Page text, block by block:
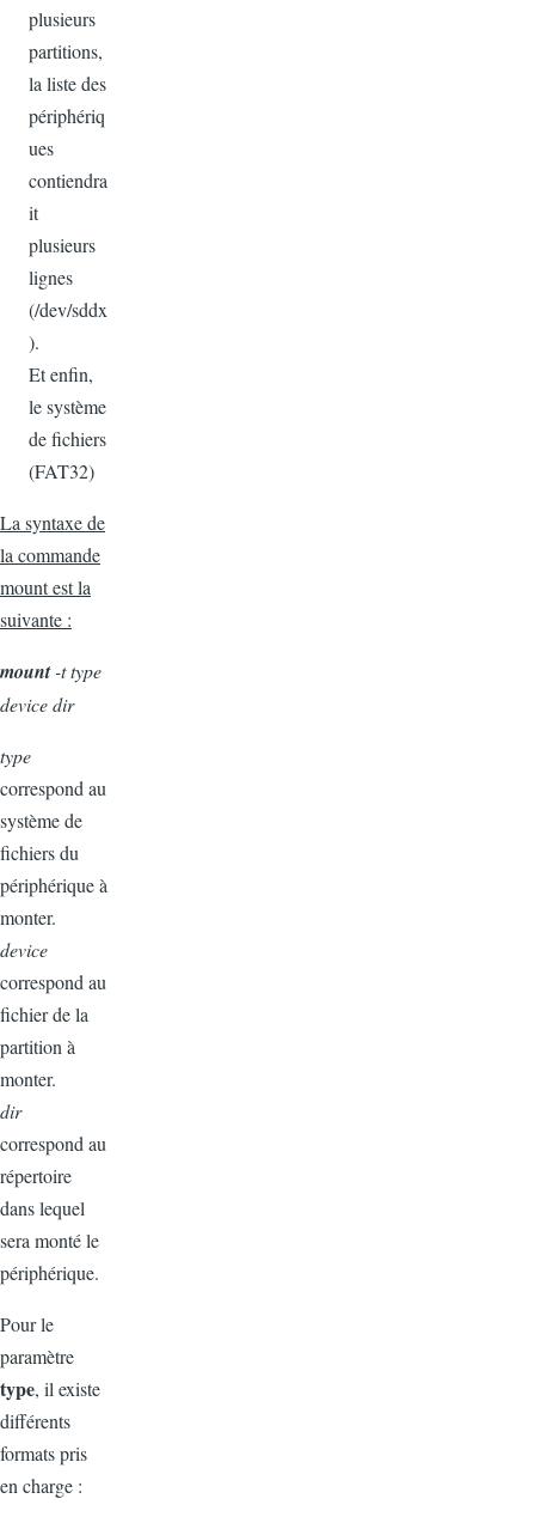
plusieurs
partitions,
la liste des
périphériq
ues
contiendra
it
plusieurs
lignes
(/dev/sddx
).
Et enfin,
le système
de fichiers
(FAT32)
La syntaxe de
la commande
mount est la
suivante :
mount-t type
device dir
type
correspond au
système de
fichiers du
périphérique à
monter.
device
correspond au
fichier de la
partition à
monter.
dir
correspond au
répertoire
dans lequel
sera monté le
périphérique.
Pour le
paramètre
type, il existe
différents
formats pris
en charge :